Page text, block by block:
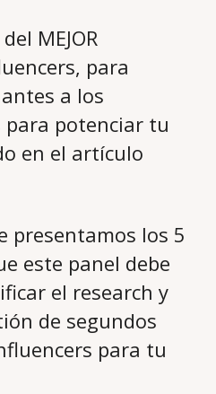
MEJOR
para
a los
para potenciar tu
en el artículo
presentamos los 5
este panel debe
el research y
de segundos
para tu